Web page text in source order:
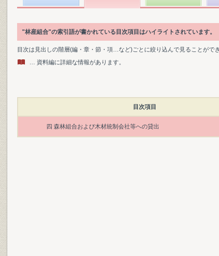
"林産組合"の索引語が書かれている目次項目はハイライトされています。
目次は見出しの階層(編・章・節・項…など)ごとに絞り込んで見ることがで
… 資料編に詳細な情報があります。
目次項目
四 森林組合および木材統制会社等への貸出